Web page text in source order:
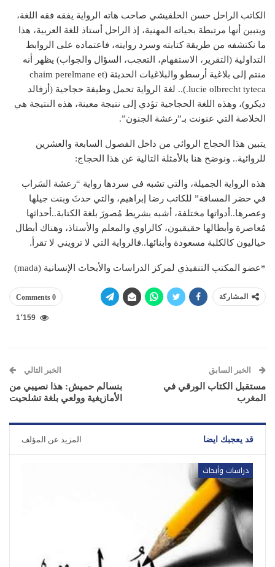
الكاتب الراحل حسن الحلفيشي صاحب هاته الرواية يفقه فقه اللغة،
ويتبين أنها مرتبطة بحياته المهنية، إذ الراحل أستاذ للغة العربية، هذا
ما نكتشفه من طريقة كتابته وسرد روايته، فاعتماده على الروابط
التداولية (التقرير، الاستفهام، التعجب، السؤال والجواب) يظهر أنه
منتم إلى بلاغية أرسطو والبلاغيات الحديثة (chaim perelmane et
lucie olbrecht tyteca.).. لغة الرواية تحمل وظيفة حجاجية (أزفالد
ديكرو)، وهذه اللغة الحجاجية تؤدي إلى نتيجة معينة، هذه النتيجة هي
الخلاصة التي عنونت بـ”رعشة الجنون”.
يتبين هذا الحجاج الروائي من داخل الفصول السابعة والعشرين
للروائية.. ونوضح هنا بالأمثلة التالية عن هذا الحجاج:
هذه الرواية الجميلة، والتي تشبه في سردها رواية “رعشة السَراب
في حضر المسافة” للكاتب رضا إبراهيم، والتي حدثَ وبنت جيلها
وعصرها..أدواتها مختلفة، أشبه بشريط مُصورَ بلغة الكتابة..أحداثها
مُعاصرة وأبطالها حقيقيون، كالراوي والمعلم والأستاذ، وهناك أبطال
خياليون كالكلبة مسعودة وأبنائها..فالرواية التي لا ترويني لا تقرأ.
*عضو المكتب التنفيذي لمركز الدراسات والأبحاث الإنسانية (mada)
المشاركة 0 Comments
1٬159
الخبر السابق
مستقبل الكتاب الورقي في
المغرب
الخبر التالي
بنسالم حميش: هذا نصيبي من
الأمازيغية وولعي بلغة تشلحيت
قد يعجبك ايضا المزيد عن المؤلف
دراسات وأبحاث